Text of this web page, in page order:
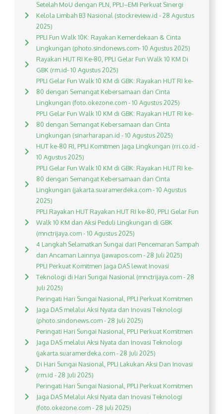
Setelah MoU dengan PLN, PPLI–EMI Perkuat Sinergi
Kelola Limbah B3 Nasional (stockreview.id - 28 Agustus
2025)
PPLI Fun Walk 10K: Rayakan Kemerdekaan & Cinta
Lingkungan (photo.sindonews.com- 10 Agustus 2025)
Rayakan HUT RI Ke-80, PPLI Gelar Fun Walk 10 KM Di
GBK (rm.id- 10 Agustus 2025)
PPLI Gelar Fun Walk 10 KM di GBK: Rayakan HUT RI ke-
80 dengan Semangat Kebersamaan dan Cinta
Lingkungan (foto.okezone.com - 10 Agustus 2025)
PPLI Gelar Fun Walk 10 KM di GBK: Rayakan HUT RI ke-
80 dengan Semangat Kebersamaan dan Cinta
Lingkungan (sinarharapan.id - 10 Agustus 2025)
HUT ke-80 RI, PPLI Komitmen Jaga Lingkungan (rri.co.id -
10 Agustus 2025)
PPLI Gelar Fun Walk 10 KM di GBK: Rayakan HUT RI ke-
80 dengan Semangat Kebersamaan dan Cinta
Lingkungan (jakarta.suaramerdeka.com - 10 Agustus
2025)
PPLI Rayakan HUT Rayakan HUT RI ke-80, PPLI Gelar Fun
Walk 10 KM dan Aksi Peduli Lingkungan di GBK
(mnctrijaya.com - 10 Agustus 2025)
4 Langkah Selamatkan Sungai dari Pencemaran Sampah
dan Ancaman Lainnya (jawapos.com - 28 Juli 2025)
PPLI Perkuat Komitmen Jaga DAS lewat Inovasi
Teknologi di Hari Sungai Nasional (mnctrijaya.com - 28
Juli 2025)
Peringati Hari Sungai Nasional, PPLI Perkuat Komitmen
Jaga DAS melalui Aksi Nyata dan Inovasi Teknologi
(photo.sindonews.com - 28 Juli 2025)
Peringati Hari Sungai Nasional, PPLI Perkuat Komitmen
Jaga DAS melalui Aksi Nyata dan Inovasi Teknologi
(jakarta.suaramerdeka.com - 28 Juli 2025)
Di Hari Sungai Nasional, PPLI Lakukan Aksi Dan Inovasi
(rm.id - 28 Juli 2025)
Peringati Hari Sungai Nasional, PPLI Perkuat Komitmen
Jaga DAS Melalui Aksi Nyata dan Inovasi Teknologi
(foto.okezone.com - 28 Juli 2025)